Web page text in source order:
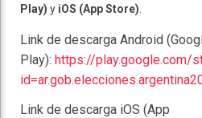
Play) y iOS (App Store)
Link de descarga Android
Play): https://play.google.com/
Link de descarga iOS (App